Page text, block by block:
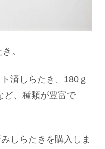
。
済しらたき、180ｇ
ど、種類が豊富で
しらたきを購入しま